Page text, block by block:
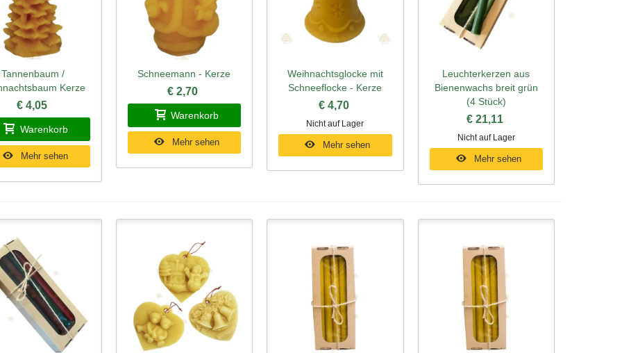
Tannenbaum /
Kerze
€ 4,05
Warenkorb
Mehr sehen
Schnellansicht
Schneemann - Kerze
€ 2,70
Warenkorb
Mehr sehen
Schnellansicht
Weihnachtsglocke mit
Schneeflocke - Kerze
€ 4,70
Nicht auf Lager
Mehr sehen
Schnellansicht
Leuchterkerzen aus
Bienenwachs breit grün
(4 Stück)
€ 21,11
Nicht auf Lager
Mehr sehen